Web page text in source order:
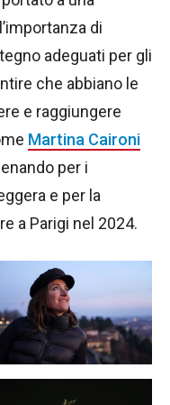
di
adeguati per gli
che abbiano le
e raggiungere
Martina Caironi
per i
e per la
a Parigi nel 2024.